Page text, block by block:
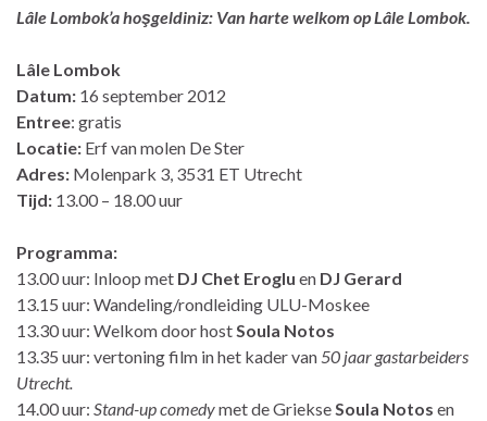
Lâle Lombok’a hoşgeldiniz: Van harte welkom op Lâle Lombok.
Lâle Lombok
Datum: 16 september 2012
Entree: gratis
Locatie: Erf van molen De Ster
Adres: Molenpark 3, 3531 ET Utrecht
Tijd: 13.00 – 18.00 uur
Programma:
13.00 uur: Inloop met DJ Chet Eroglu en DJ Gerard
13.15 uur: Wandeling/rondleiding ULU-Moskee
13.30 uur: Welkom door hostSoula Notos
13.35 uur: vertoning film in het kader van50 jaar gastarbeiders
Utrecht.
14.00 uur: Stand-upcomedymet de GriekseSoula Notos en